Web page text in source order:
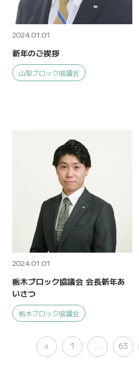
2024.01.01
新年のご挨拶
山梨ブロック協議会
2024.01.01
栃木ブロック協議会 会長新年あ
いさつ
栃木ブロック協議会
« 1 … 63